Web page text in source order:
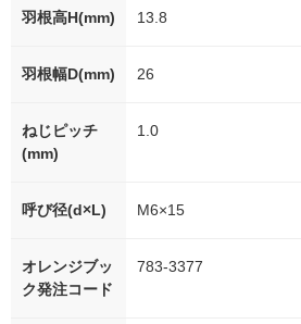
羽根高H(mm) 13.8
羽根幅D(mm) 26
ねじピッチ
(mm)
1.0
呼び径(d×L) M6×15
オレンジブッ
ク発注コード
783-3377